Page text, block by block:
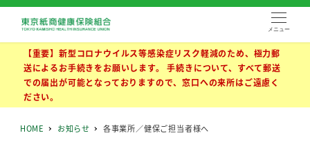
メニュー
【重要】新型コロナウイルス等感染症リスク軽減のため、極力郵
送によるお手続きをお願いします。 手続きについて、すべて郵送
での届出が可能となっておりますので、窓口への来所はご遠慮く
ださい。
HOME お知らせ 各事業所／健保ご担当者様へ